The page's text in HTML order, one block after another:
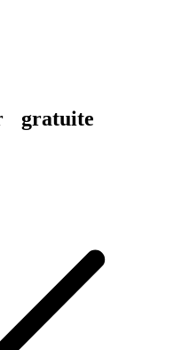
gratuite